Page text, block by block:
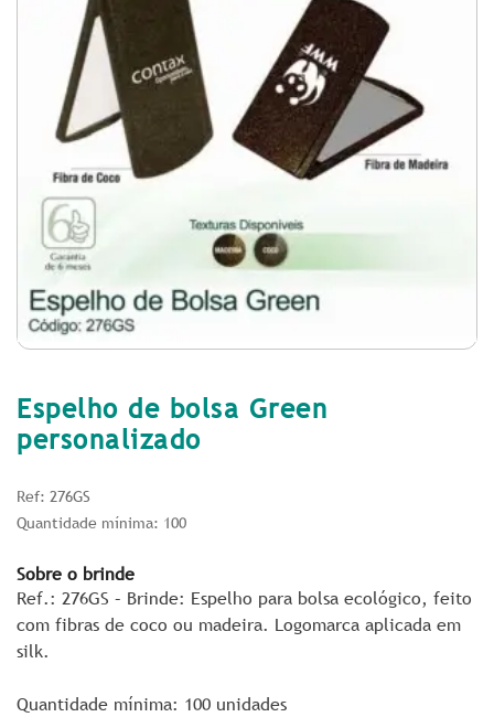
Espelho de bolsa Green
personalizado
Ref: 276GS
Quantidade mínima: 100
Sobre o brinde
Ref.: 276GS – Brinde: Espelho para bolsa ecológico, feito
com fibras de coco ou madeira. Logomarca aplicada em
silk.
Quantidade mínima: 100 unidades